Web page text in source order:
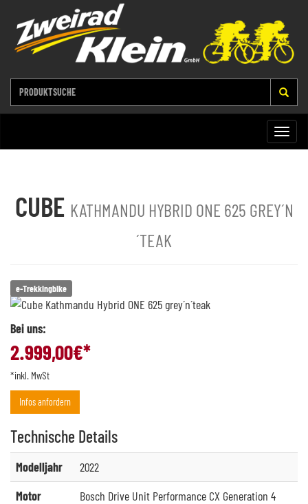
Toggle
CUBE KATHMANDU HYBRID ONE 625 GREY´N
´TEAK
e-Trekkingbike
Bei uns:
2.999,00€*
*inkl. MwSt
Infos anfordern
Technische Details
Modelljahr
2022
Motor
Bosch Drive Unit Performance CX Generation 4